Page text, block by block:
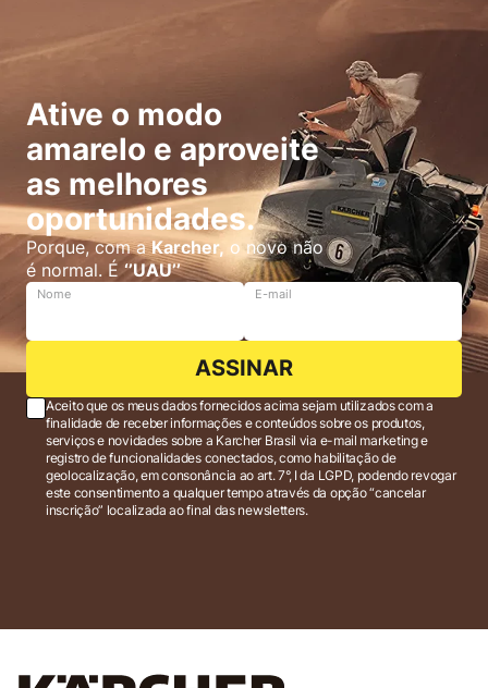
Ative o modo
amarelo e aproveite
as melhores
oportunidades.
Porque, com aKarcher, o novo não
é normal. É‘’UAU’’
Nome E-mail
ASSINAR
Aceito que os meus dados fornecidos acima sejam utilizados com a
finalidade de receber informações e conteúdos sobre os produtos,
serviços e novidades sobre a Karcher Brasil via e-mail marketing e
registro de funcionalidades conectados, como habilitação de
geolocalização, em consonância ao art. 7°, I da LGPD, podendo revogar
este consentimento a qualquer tempo através da opção “cancelar
inscrição” localizada ao final das newsletters.